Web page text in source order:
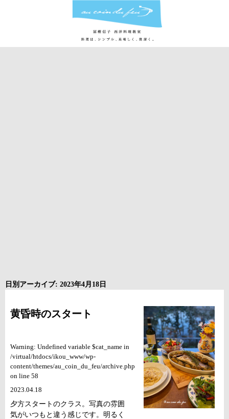
日別アーカイブ: 2023年4月18日
黄昏時のスタート
Warning: Undefined variable $cat_name in
/virtual/htdocs/ikou_www/wp-
content/themes/au_coin_du_feu/archive.php
on line 58
2023.04.18
夕方スタートのクラス。写真の雰囲
気がいつもと違う感じです。明るく